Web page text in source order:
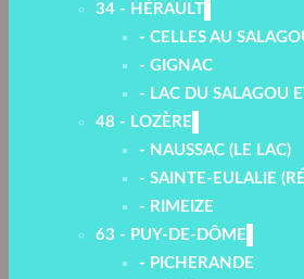
34 - HÉRAULT
- CELLES AU
- GIGNAC
- LAC DU SALAGOU
48 - LOZÈRE
- NAUSSAC (LE LAC)
- SAINTE-EULALIE
- RIMEIZE
63 - PUY-DE-DÔME
- PICHERANDE